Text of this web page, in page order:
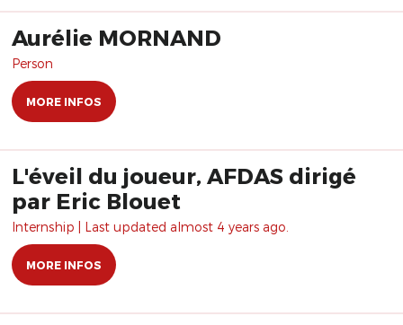
Aurélie MORNAND
Person
MORE INFOS
L'éveil du joueur, AFDAS dirigé
par Eric Blouet
Internship | Last updated almost 4 years ago.
MORE INFOS